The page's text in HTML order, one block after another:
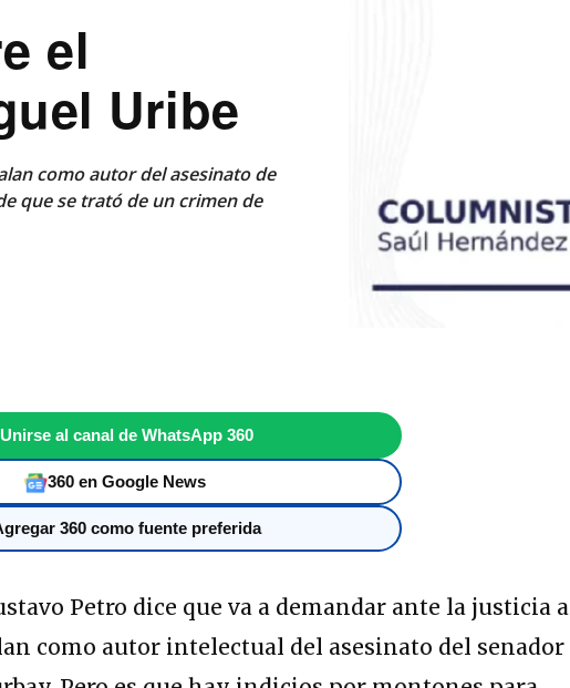
el
Uribe
como autor del asesinato de
que se trató de un crimen de
Unirse al canal de WhatsApp 360
360 en Google News
360 como fuente preferida
Petro dice que va a demandar ante la justicia a
como autor intelectual del asesinato del senador